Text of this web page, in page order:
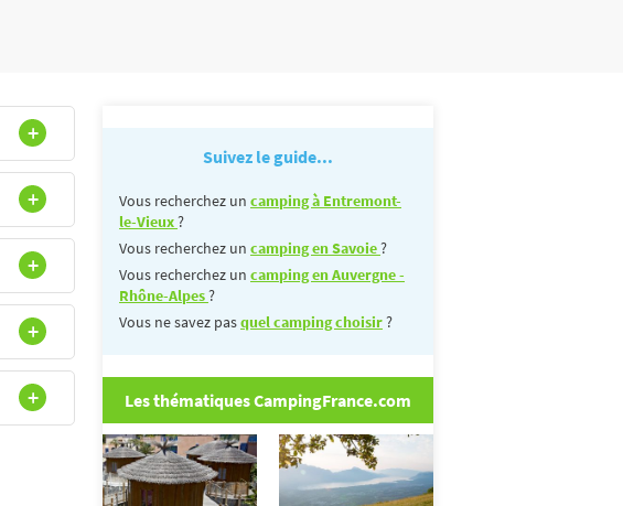
Suivez le guide...
Vous recherchez un camping à Entremont-
le-Vieux?
Vous recherchez un camping en Savoie?
Vous recherchez un camping en Auvergne -
Rhône-Alpes?
Vous ne savez pasquel camping choisir?
Les thématiques CampingFrance.com